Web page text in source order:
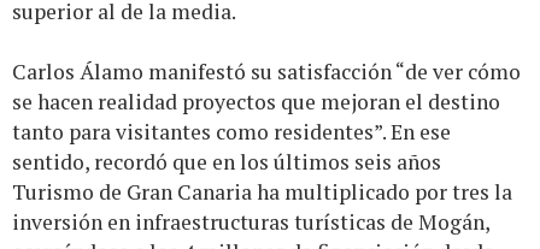
superior al de la media.
Carlos Álamo manifestó su satisfacción “de ver cómo
se hacen realidad proyectos que mejoran el destino
tanto para visitantes como residentes”. En ese
sentido, recordó que en los últimos seis años
Turismo de Gran Canaria ha multiplicado por tres la
inversión en infraestructuras turísticas de Mogán,